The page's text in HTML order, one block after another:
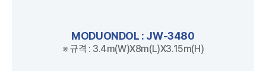
MODUONDOL : JW-3480
※ 규격 : 3.4m(W)X8m(L)X3.15m(H)